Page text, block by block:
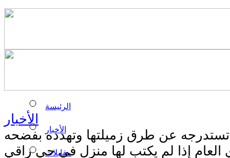
الرئيسة
الأخبار
مقابلات
الأخبار
عن طرق زميلتها وتهدده بفضحه
العام إذا لم يكتب لها منزل في حي راقي